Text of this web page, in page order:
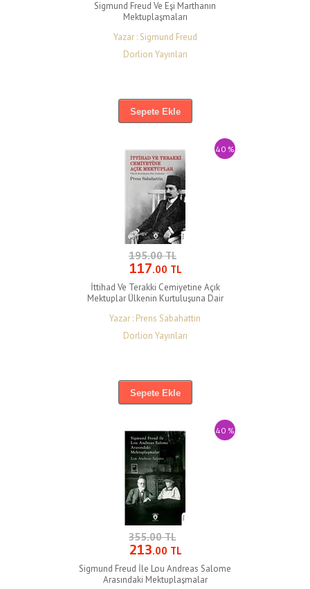
Sigmund Freud Ve Eşi Marthanın
Mektuplaşmaları
Yazar : Sigmund Freud
Dorlion Yayınları
Sepete Ekle
40 %
195.00 TL
117.00 TL
İttihad Ve Terakki Cemiyetine Açık
Mektuplar Ülkenin Kurtuluşuna Dair
Yazar : Prens Sabahattin
Dorlion Yayınları
Sepete Ekle
40 %
355.00 TL
213.00 TL
Sigmund Freud İle Lou Andreas Salome
Arasındaki Mektuplaşmalar